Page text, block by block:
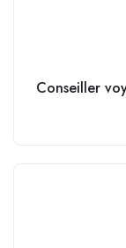
Conseiller